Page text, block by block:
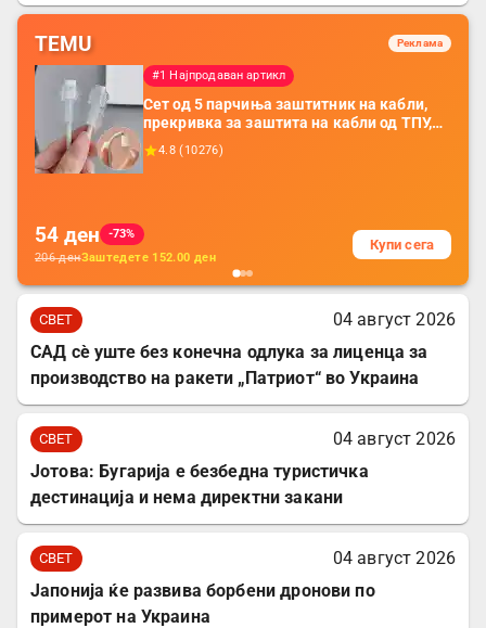
TEMU Реклама
#1 Најпродаван артикл
Сет од 5 парчиња заштитник на кабли,
прекривка за заштита на кабли од ТПУ,
додатоци за заштита на кабли, без
батерија, за мобилни телефони, комплет
4.8 (10276)
54 ден
-73%
206денЗаштедете 152.00 ден
Купи сега
СВЕТ
04 август 2026
САД сè уште без конечна одлука за лиценца за
производство на ракети „Патриот“ во Украина
СВЕТ
04 август 2026
Јотова: Бугарија е безбедна туристичка
дестинација и нема директни закани
СВЕТ
04 август 2026
Јапонија ќе развива борбени дронови по
примерот на Украина